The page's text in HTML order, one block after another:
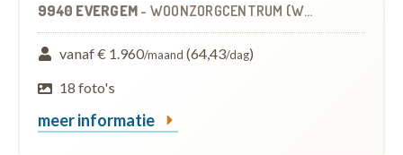
9940 EVERGEM - WOONZORGCENTRUM (WZC)
vanaf € 1.960/maand (64,43/dag)
18 foto's
meer informatie